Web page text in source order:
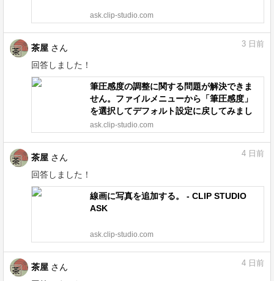
ask.clip-studio.com
茶屋 さん
回答しました！
3 日前
筆圧感度の調整に関する問題が解決できま
せん。ファイルメニューから「筆圧感度」
を選択してデフォルト設定に戻してみまし
たが、それでもうまくいきません。他に解
決策はありますか？ - CLIP STUDIO ASK
ask.clip-studio.com
茶屋 さん
回答しました！
4 日前
線画に写真を追加する。 - CLIP STUDIO
ASK
ask.clip-studio.com
茶屋 さん
4 日前